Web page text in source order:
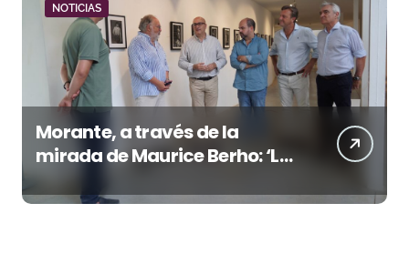
NOTICIAS
Morante, a través de la
mirada de Maurice Berho: ‘La
belleza del misterio’ llega a La
Malagueta